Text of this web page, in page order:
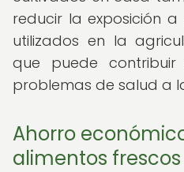
reducir la exposición
utilizados en la
que puede
problemas de salud a
Ahorro
alimentos frescos